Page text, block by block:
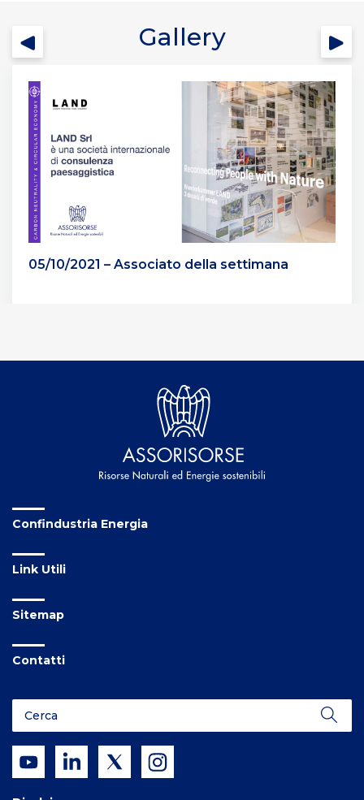
Gallery
05/10/2021 – Associato della settimana
Confindustria Energia
Link Utili
Sitemap
Contatti